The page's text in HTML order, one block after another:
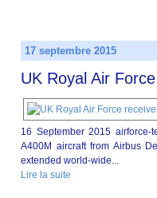
17 septembre 2015
UK Royal Air
16 September 2015 airforce-
A400M aircraft from Airbus
extended world-wide...
Lire la suite